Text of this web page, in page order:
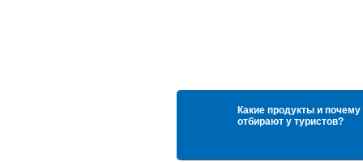
Какие продукты и почему
отбирают у туристов?